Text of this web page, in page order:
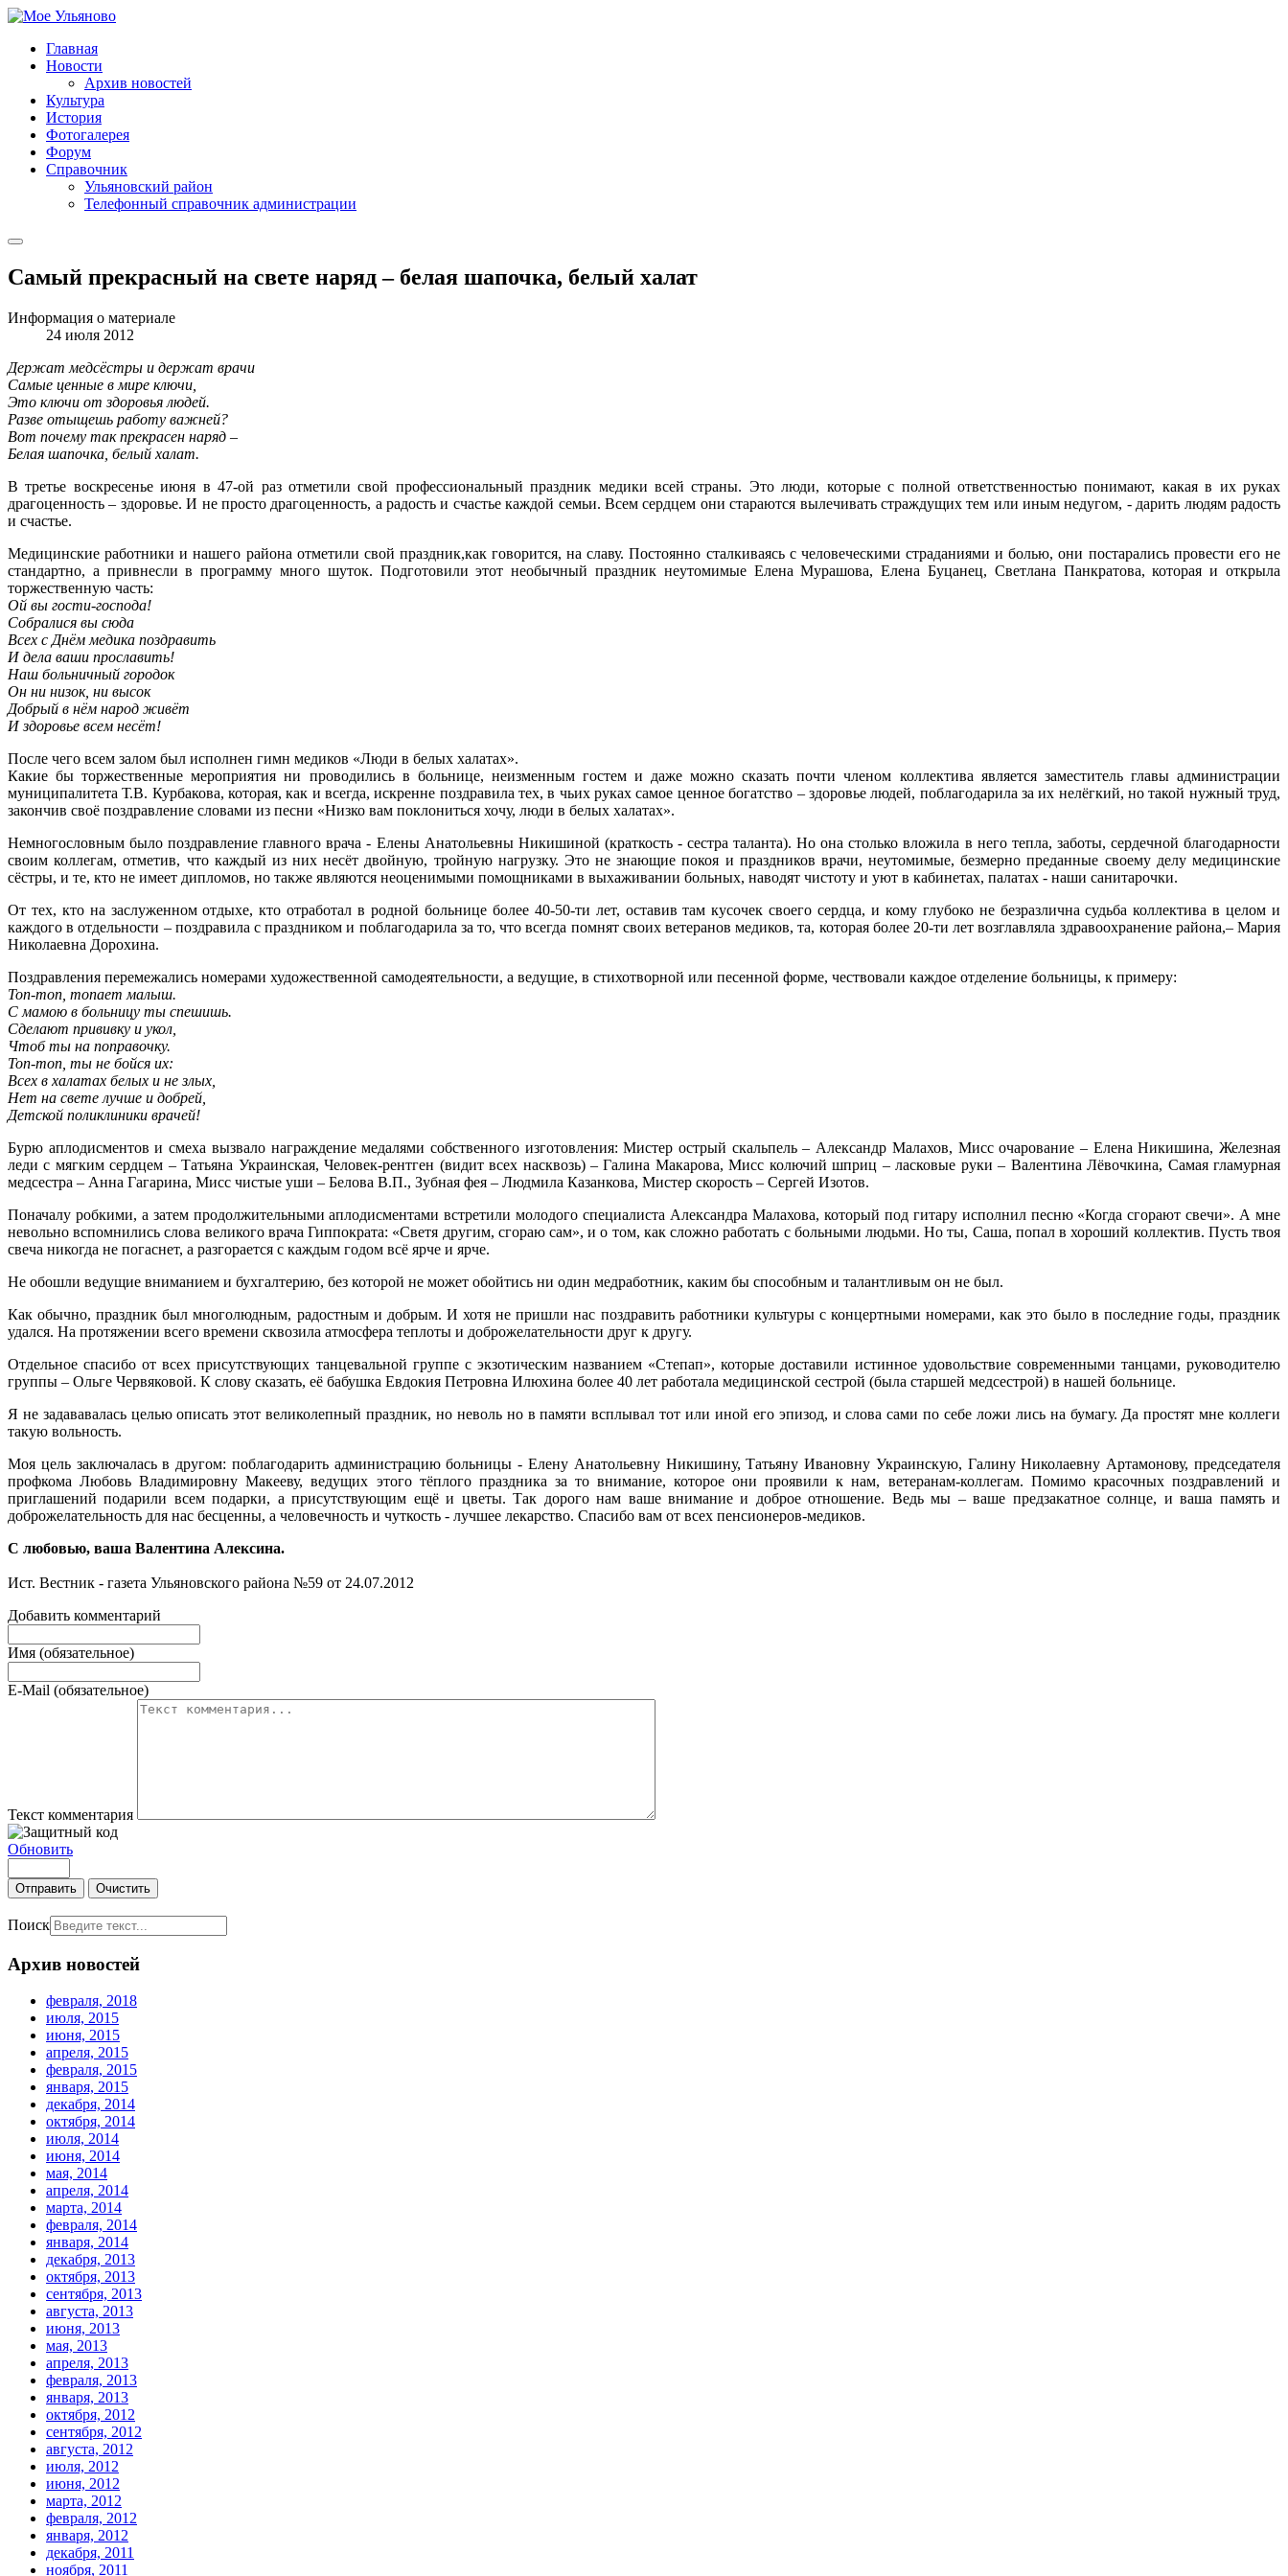
Главная
Новости
Архив новостей
Культура
История
Фотогалерея
Форум
Справочник
Ульяновский район
Телефонный справочник администрации
Самый прекрасный на свете наряд – белая шапочка, белый халат
Информация о материале
24 июля 2012
Держат медсёстры и держат врачи
Самые ценные в мире ключи,
Это ключи от здоровья людей.
Разве отыщешь работу важней?
Вот почему так прекрасен наряд –
Белая шапочка, белый халат.
В третье воскресенье июня в 47-ой раз отметили свой профессиональный праздник медики всей страны. Это люди, которые с полной ответственностью понимают, какая в их руках
драгоценность – здоровье. И не просто драгоценность, а радость и счастье каждой семьи. Всем сердцем они стараются вылечивать страждущих тем или иным недугом, - дарить людям радость
и счастье.
Медицинские работники и нашего района отметили свой праздник,как говорится, на славу. Постоянно сталкиваясь с человеческими страданиями и болью, они постарались провести его не
стандартно, а привнесли в программу много шуток. Подготовили этот необычный праздник неутомимые Елена Мурашова, Елена Буцанец, Светлана Панкратова, которая и открыла
торжественную часть:
Ой вы гости-господа!
Собралися вы сюда
Всех с Днём медика поздравить
И дела ваши прославить!
Наш больничный городок
Он ни низок, ни высок
Добрый в нём народ живёт
И здоровье всем несёт!
После чего всем залом был исполнен гимн медиков «Люди в белых халатах».
Какие бы торжественные мероприятия ни проводились в больнице, неизменным гостем и даже можно сказать почти членом коллектива является заместитель главы администрации
муниципалитета Т.В. Курбакова, которая, как и всегда, искренне поздравила тех, в чьих руках самое ценное богатство – здоровье людей, поблагодарила за их нелёгкий, но такой нужный труд,
закончив своё поздравление словами из песни «Низко вам поклониться хочу, люди в белых халатах».
Немногословным было поздравление главного врача - Елены Анатольевны Никишиной (краткость - сестра таланта). Но она столько вложила в него тепла, заботы, сердечной благодарности
своим коллегам, отметив, что каждый из них несёт двойную, тройную нагрузку. Это не знающие покоя и праздников врачи, неутомимые, безмерно преданные своему делу медицинские
сёстры, и те, кто не имеет дипломов, но также являются неоценимыми помощниками в выхаживании больных, наводят чистоту и уют в кабинетах, палатах - наши санитарочки.
От тех, кто на заслуженном отдыхе, кто отработал в родной больнице более 40-50-ти лет, оставив там кусочек своего сердца, и кому глубоко не безразлична судьба коллектива в целом и
каждого в отдельности – поздравила с праздником и поблагодарила за то, что всегда помнят своих ветеранов медиков, та, которая более 20-ти лет возглавляла здравоохранение района,– Мария
Николаевна Дорохина.
Поздравления перемежались номерами художественной самодеятельности, а ведущие, в стихотворной или песенной форме, чествовали каждое отделение больницы, к примеру:
Топ-топ, топает малыш.
С мамою в больницу ты спешишь.
Сделают прививку и укол,
Чтоб ты на поправочку.
Топ-топ, ты не бойся их:
Всех в халатах белых и не злых,
Нет на свете лучше и добрей,
Детской поликлиники врачей!
Бурю аплодисментов и смеха вызвало награждение медалями собственного изготовления: Мистер острый скальпель – Александр Малахов, Мисс очарование – Елена Никишина, Железная
леди с мягким сердцем – Татьяна Украинская, Человек-рентген (видит всех насквозь) – Галина Макарова, Мисс колючий шприц – ласковые руки – Валентина Лёвочкина, Самая гламурная
медсестра – Анна Гагарина, Мисс чистые уши – Белова В.П., Зубная фея – Людмила Казанкова, Мистер скорость – Сергей Изотов.
Поначалу робкими, а затем продолжительными аплодисментами встретили молодого специалиста Александра Малахова, который под гитару исполнил песню «Когда сгорают свечи». А мне
невольно вспомнились слова великого врача Гиппократа: «Светя другим, сгораю сам», и о том, как сложно работать с больными людьми. Но ты, Саша, попал в хороший коллектив. Пусть твоя
свеча никогда не погаснет, а разгорается с каждым годом всё ярче и ярче.
Не обошли ведущие вниманием и бухгалтерию, без которой не может обойтись ни один медработник, каким бы способным и талантливым он не был.
Как обычно, праздник был многолюдным, радостным и добрым. И хотя не пришли нас поздравить работники культуры с концертными номерами, как это было в последние годы, праздник
удался. На протяжении всего времени сквозила атмосфера теплоты и доброжелательности друг к другу.
Отдельное спасибо от всех присутствующих танцевальной группе с экзотическим названием «Степап», которые доставили истинное удовольствие современными танцами, руководителю
группы – Ольге Червяковой. К слову сказать, её бабушка Евдокия Петровна Илюхина более 40 лет работала медицинской сестрой (была старшей медсестрой) в нашей больнице.
Я не задававалась целью описать этот великолепный праздник, но неволь но в памяти всплывал тот или иной его эпизод, и слова сами по себе ложи лись на бумагу. Да простят мне коллеги
такую вольность.
Моя цель заключалась в другом: поблагодарить администрацию больницы - Елену Анатольевну Никишину, Татьяну Ивановну Украинскую, Галину Николаевну Артамонову, председателя
профкома Любовь Владимировну Макееву, ведущих этого тёплого праздника за то внимание, которое они проявили к нам, ветеранам-коллегам. Помимо красочных поздравлений и
приглашений подарили всем подарки, а присутствующим ещё и цветы. Так дорого нам ваше внимание и доброе отношение. Ведь мы – ваше предзакатное солнце, и ваша память и
доброжелательность для нас бесценны, а человечность и чуткость - лучшее лекарство. Спасибо вам от всех пенсионеров-медиков.
С любовью, ваша Валентина Алексина.
Ист. Вестник - газета Ульяновского района №59 от 24.07.2012
Добавить комментарий
Имя (обязательное)
E-Mail (обязательное)
Текст комментария
Обновить
Отправить Очистить
Поиск
Архив новостей
февраля, 2018
июля, 2015
июня, 2015
апреля, 2015
февраля, 2015
января, 2015
декабря, 2014
октября, 2014
июля, 2014
июня, 2014
мая, 2014
апреля, 2014
марта, 2014
февраля, 2014
января, 2014
декабря, 2013
октября, 2013
сентября, 2013
августа, 2013
июня, 2013
мая, 2013
апреля, 2013
февраля, 2013
января, 2013
октября, 2012
сентября, 2012
августа, 2012
июля, 2012
июня, 2012
марта, 2012
февраля, 2012
января, 2012
декабря, 2011
ноября, 2011